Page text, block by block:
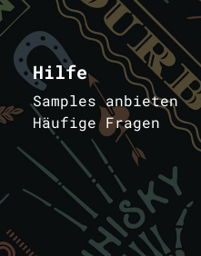
Hilfe
Samples anbieten
Häufige Fragen